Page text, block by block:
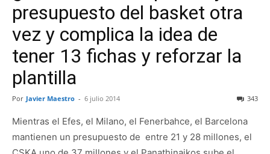
presupuesto del basket otra
vez y complica la idea de
tener 13 fichas y reforzar la
plantilla
Por Javier Maestro - 6 julio 2014 343
Mientras el Efes, el Milano, el Fenerbahce, el Barcelona
mantienen un presupuesto de entre 21 y 28 millones, el